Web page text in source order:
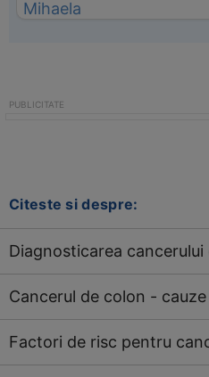
Citeste si despre:
Diagnosticarea cancerului
Cancerul de colon - cauze
Factori de risc pentru